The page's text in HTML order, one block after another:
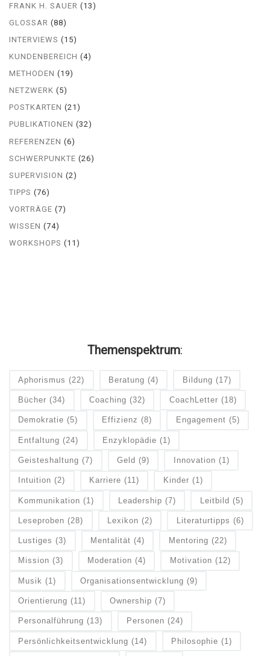
FRANK H. SAUER (13)
GLOSSAR (88)
INTERVIEWS (15)
KUNDENBEREICH (4)
METHODEN (19)
NETZWERK (5)
POSTKARTEN (21)
PUBLIKATIONEN (32)
REFERENZEN (6)
SCHWERPUNKTE (26)
SUPERVISION (2)
TIPPS (76)
VORTRÄGE (7)
WISSEN (74)
WORKSHOPS (11)
Themenspektrum:
Aphorismus (22) Beratung (4) Bildung (17)
Bücher (34) Coaching (32) CoachLetter (18)
Demokratie (5) Effizienz (8) Engagement (5)
Entfaltung (24) Enzyklopädie (1)
Geisteshaltung (7) Geld (9) Innovation (1)
Intuition (2) Karriere (11) Kinder (1)
Kommunikation (1) Leadership (7) Leitbild (5)
Leseproben (28) Lexikon (2) Literaturtipps (6)
Lustiges (3) Mentalität (4) Mentoring (22)
Mission (3) Moderation (4) Motivation (12)
Musik (1) Organisationsentwicklung (9)
Orientierung (11) Ownership (7)
Personalführung (13) Personen (24)
Persönlichkeitsentwicklung (14) Philosophie (1)